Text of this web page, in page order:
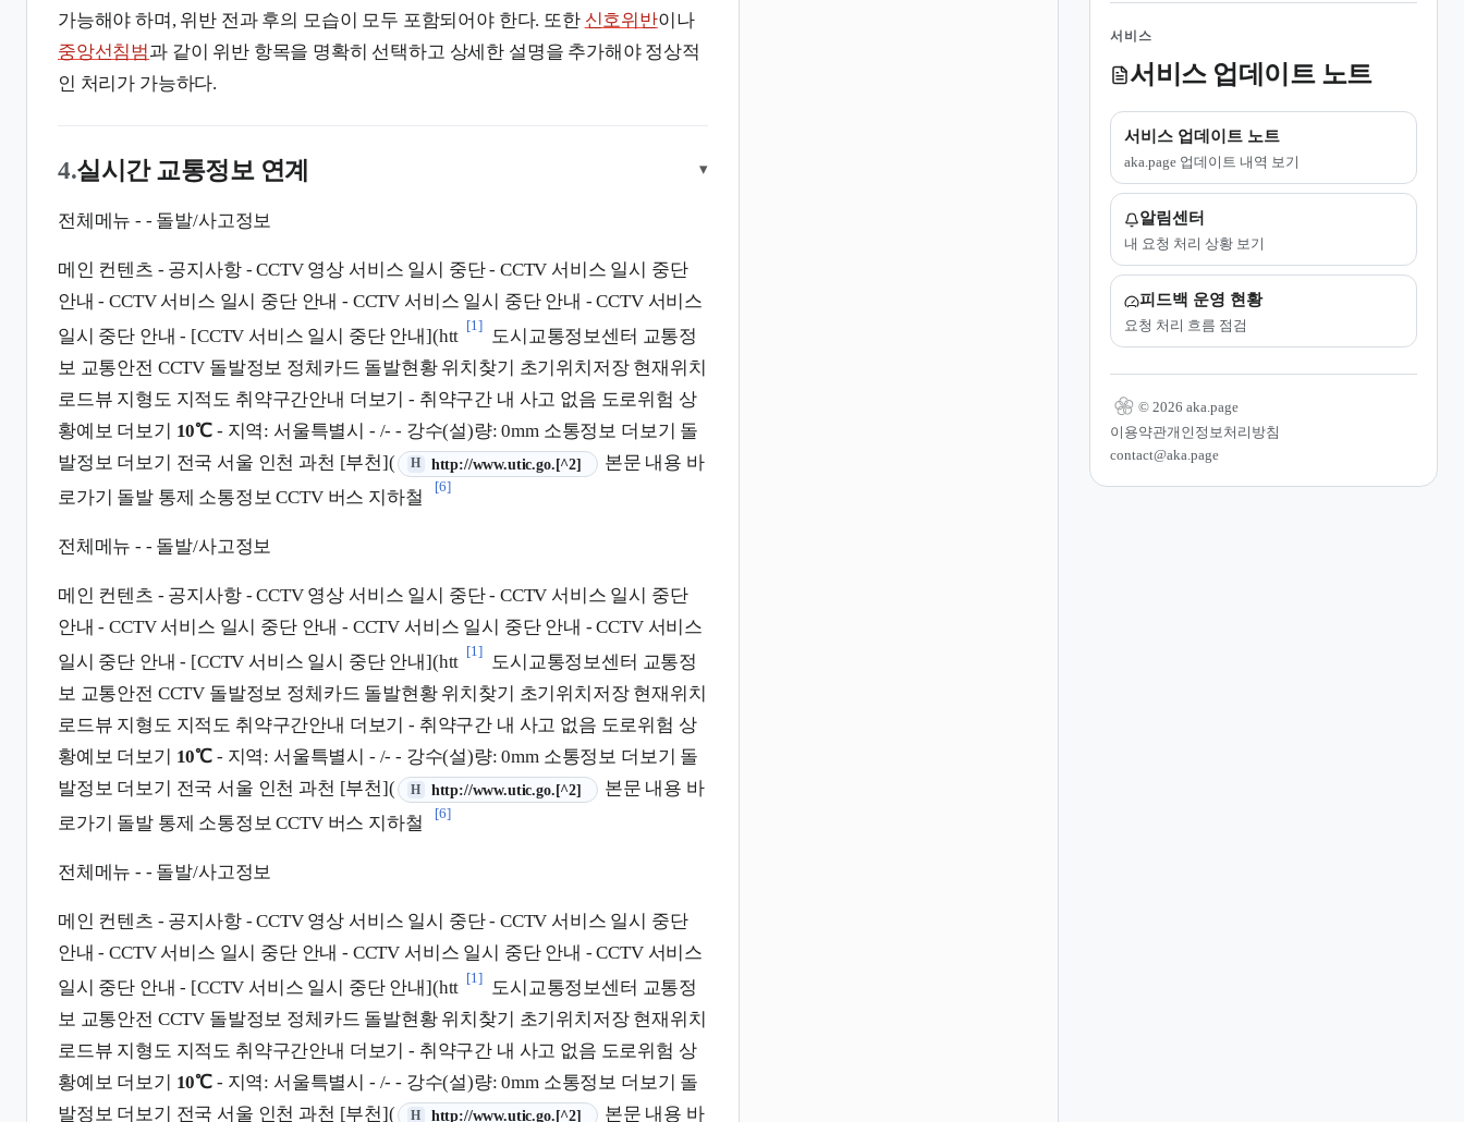
가능해야 하며, 위반 전과 후의 모습이 모두 포함되어야 한다. 또한 신호위반이나
중앙선침범과 같이 위반 항목을 명확히 선택하고 상세한 설명을 추가해야 정상적
인 처리가 가능하다.
4.실시간 교통정보 연계 ▾
전체메뉴 - - 돌발/사고정보
메인 컨텐츠 - 공지사항 - CCTV 영상 서비스 일시 중단 - CCTV 서비스 일시 중단
안내 - CCTV 서비스 일시 중단 안내 - CCTV 서비스 일시 중단 안내 - CCTV 서비스
일시 중단 안내 - [CCTV 서비스 일시 중단 안내](htt
[1]
도시교통정보센터 교통정
보 교통안전 CCTV 돌발정보 정체카드 돌발현황 위치찾기 초기위치저장 현재위치
로드뷰 지형도 지적도 취약구간안내 더보기 - 취약구간 내 사고 없음 도로위험 상
황예보 더보기 10℃ - 지역: 서울특별시 - /- - 강수(설)량: 0mm 소통정보 더보기 돌
발정보 더보기 전국 서울 인천 과천 [부천](
H http://www.utic.go.[^2]
(새 탭에서 열림)
본문 내용 바
로가기 돌발 통제 소통정보 CCTV 버스 지하철
[6]
전체메뉴 - - 돌발/사고정보
메인 컨텐츠 - 공지사항 - CCTV 영상 서비스 일시 중단 - CCTV 서비스 일시 중단
안내 - CCTV 서비스 일시 중단 안내 - CCTV 서비스 일시 중단 안내 - CCTV 서비스
일시 중단 안내 - [CCTV 서비스 일시 중단 안내](htt
[1]
도시교통정보센터 교통정
보 교통안전 CCTV 돌발정보 정체카드 돌발현황 위치찾기 초기위치저장 현재위치
로드뷰 지형도 지적도 취약구간안내 더보기 - 취약구간 내 사고 없음 도로위험 상
황예보 더보기 10℃ - 지역: 서울특별시 - /- - 강수(설)량: 0mm 소통정보 더보기 돌
발정보 더보기 전국 서울 인천 과천 [부천](
H http://www.utic.go.[^2]
(새 탭에서 열림)
본문 내용 바
로가기 돌발 통제 소통정보 CCTV 버스 지하철
[6]
전체메뉴 - - 돌발/사고정보
메인 컨텐츠 - 공지사항 - CCTV 영상 서비스 일시 중단 - CCTV 서비스 일시 중단
안내 - CCTV 서비스 일시 중단 안내 - CCTV 서비스 일시 중단 안내 - CCTV 서비스
일시 중단 안내 - [CCTV 서비스 일시 중단 안내](htt
[1]
도시교통정보센터 교통정
보 교통안전 CCTV 돌발정보 정체카드 돌발현황 위치찾기 초기위치저장 현재위치
로드뷰 지형도 지적도 취약구간안내 더보기 - 취약구간 내 사고 없음 도로위험 상
황예보 더보기 10℃ - 지역: 서울특별시 - /- - 강수(설)량: 0mm 소통정보 더보기 돌
발정보 더보기 전국 서울 인천 과천 [부천](
H http://www.utic.go.[^2]
(새 탭에서 열림) 본문 내용 바
서비스
서비스 업데이트 노트
서비스 업데이트 노트
aka.page 업데이트 내역 보기
알림센터
내 요청 처리 상황 보기
피드백 운영 현황
요청 처리 흐름 점검
© 2026 aka.page
이용약관개인정보처리방침
contact@aka.page